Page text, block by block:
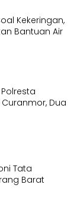
Kekeringan,
Bantuan Air
Dua
Tata
Barat